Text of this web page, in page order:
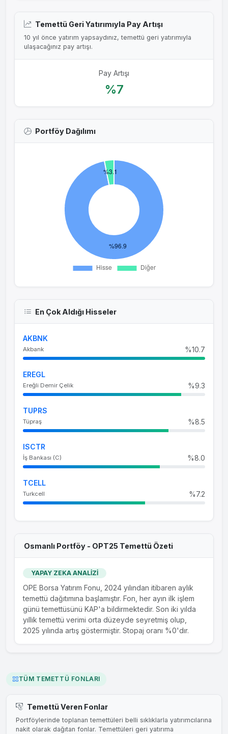
Temettü Geri Yatırımıyla Pay Artışı
10 yıl önce yatırım yapsaydınız, temettü geri yatırımıyla
ulaşacağınız pay artışı.
Pay Artışı
%7
Portföy Dağılımı
En Çok Aldığı Hisseler
AKBNK
Akbank %10.7
EREGL
Ereğli Demir Çelik %9.3
TUPRS
Tüpraş %8.5
ISCTR
İş Bankası (C) %8.0
TCELL
Turkcell %7.2
Osmanlı Portföy - OPT25 Temettü Özeti
YAPAY ZEKA ANALİZİ
OPE Borsa Yatırım Fonu, 2024 yılından itibaren aylık
temettü dağıtımına başlamıştır. Fon, her ayın ilk işlem
günü temettüsünü KAP'a bildirmektedir. Son iki yılda
yıllık temettü verimi orta düzeyde seyretmiş olup,
2025 yılında artış göstermiştir. Stopaj oranı %0'dır.
TÜM TEMETTÜ FONLARI
Temettü Veren Fonlar
Portföylerinde toplanan temettüleri belli sıklıklarla yatırımcılarına
nakit olarak dağıtan fonlar. Temettüleri geri yatırıma